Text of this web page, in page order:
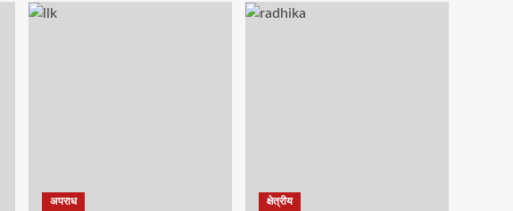
अपराध क्षेत्रीय